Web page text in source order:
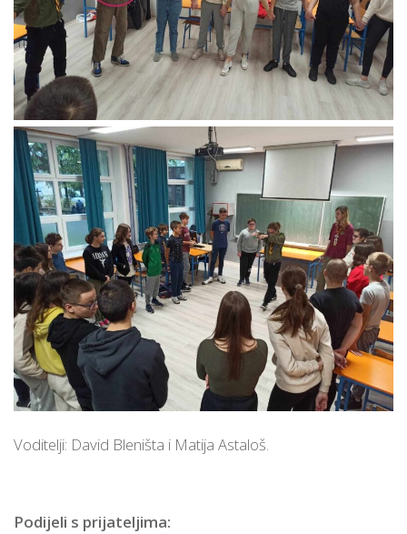
Voditelji: David Bleništa i Matija Astaloš.
Podijeli s prijateljima: